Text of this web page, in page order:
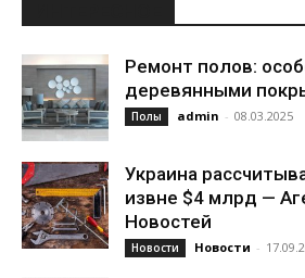
Ремонт полов:
деревянными
Полы admin - 08.03.2025
Украина
извне $4 млрд —
Новостей
Новости Новости -